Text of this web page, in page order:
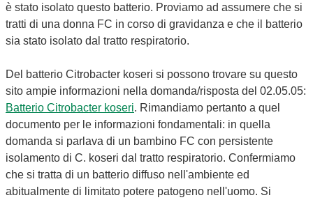
è stato isolato questo batterio. Proviamo ad assumere che si
tratti di una donna FC in corso di gravidanza e che il batterio
sia stato isolato dal tratto respiratorio.
Del batterio Citrobacter koseri si possono trovare su questo
sito ampie informazioni nella domanda/risposta del 02.05.05:
Batterio Citrobacter koseri. Rimandiamo pertanto a quel
documento per le informazioni fondamentali: in quella
domanda si parlava di un bambino FC con persistente
isolamento di C. koseri dal tratto respiratorio. Confermiamo
che si tratta di un batterio diffuso nell'ambiente ed
abitualmente di limitato potere patogeno nell'uomo. Si